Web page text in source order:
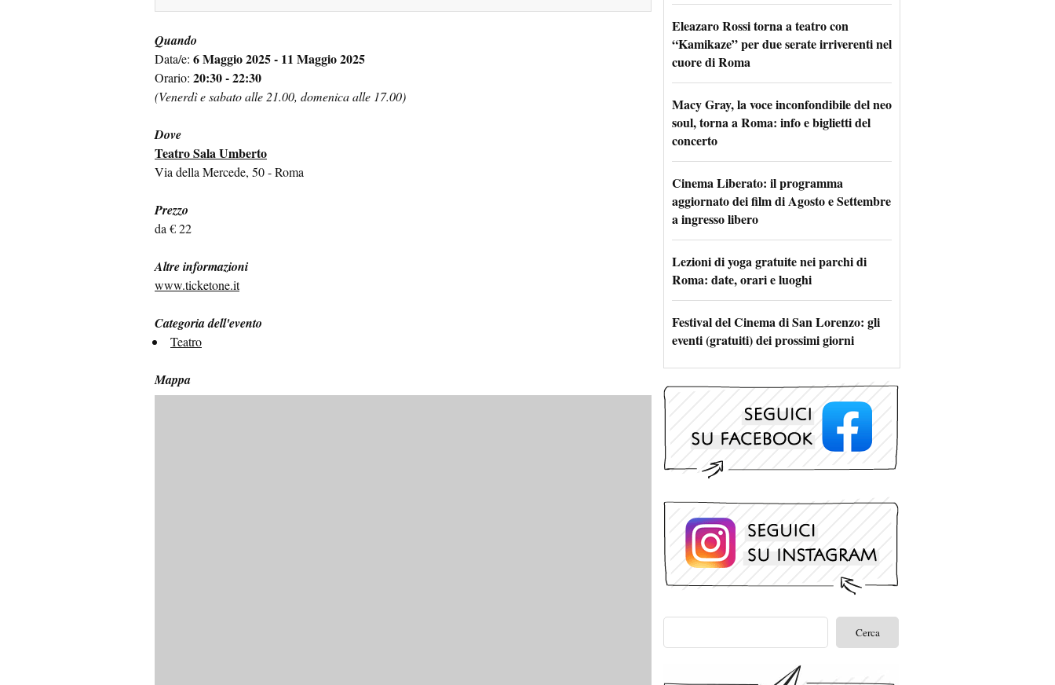
Quando
Data/e: 6 Maggio 2025 - 11 Maggio 2025
Orario: 20:30 - 22:30
(Venerdì e sabato alle 21.00, domenica alle 17.00)
Dove
Teatro Sala Umberto
Via della Mercede, 50 - Roma
Prezzo
da € 22
Altre informazioni
www.ticketone.it
Categoria dell'evento
Teatro
Mappa
Eleazaro Rossi torna a teatro con
“Kamikaze” per due serate irriverenti nel
cuore di Roma
Macy Gray, la voce inconfondibile del neo
soul, torna a Roma: info e biglietti del
concerto
Cinema Liberato: il programma
aggiornato dei film di Agosto e Settembre
a ingresso libero
Lezioni di yoga gratuite nei parchi di
Roma: date, orari e luoghi
Festival del Cinema di San Lorenzo: gli
eventi (gratuiti) dei prossimi giorni